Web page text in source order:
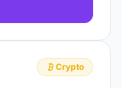
Crypto